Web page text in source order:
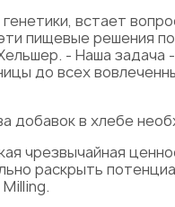
встает
пищевые решения
- Наша
до всех
добавок в хлебе
чрезвычайная
раскрыть